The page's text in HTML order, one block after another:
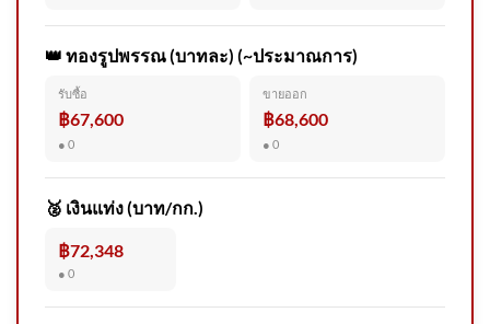
👑 ทองรูปพรรณ (บาทละ) (~ประมาณการ)
รับซื้อ
฿67,600
● 0
ขายออก
฿68,600
● 0
🥈 เงินแท่ง (บาท/กก.)
฿72,348
● 0